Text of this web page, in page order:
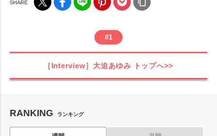
#1
［Interview］大迫あゆみ トップへ>>
RANKING ランキング